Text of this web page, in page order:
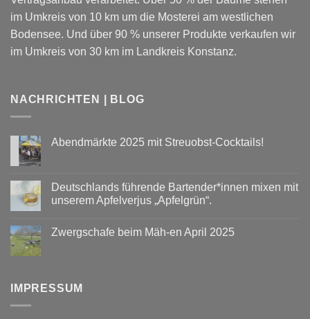
im Umkreis von 10 km um die Mosterei am westlichen
Bodensee. Und über 90 % unserer Produkte verkaufen wir
im Umkreis von 30 km im Landkreis Konstanz.
NACHRICHTEN | BLOG
Abendmärkte 2025 mit Streuobst-Cocktails!
Abendmärkte
2025
mit
Deutschlands führende Bartender*innen mixen mit
unserem Apfelverjus „Apfelgrün“.
zu
Deutschlands
unserem
Apfelverjus
Zwergschafe beim Mäh-en April 2025
Mäh-
IMPRESSUM